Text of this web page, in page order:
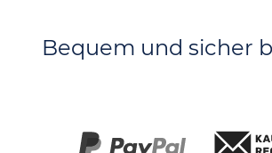
Bequem und sicher